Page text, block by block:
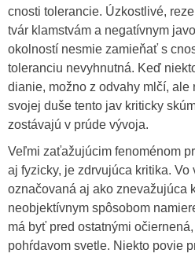
cnosti tolerancie. Úzkostlivé,
tvár klamstvám a negatívnym
okolností nesmie zamieňať s
toleranciu nevyhnutná. Keď
dianie, možno z odvahy mlčí, ale
svojej duše tento jav kriticky
zostávajú v prúde vývoja.
Veľmi zaťažujúcim fenoménom
aj fyzicky, je zdrvujúca kritika. Vo
označovaná aj ako znevažujúca
neobjektívnym spôsobom
má byť pred ostatnými
pohŕdavom svetle. Niekto povie